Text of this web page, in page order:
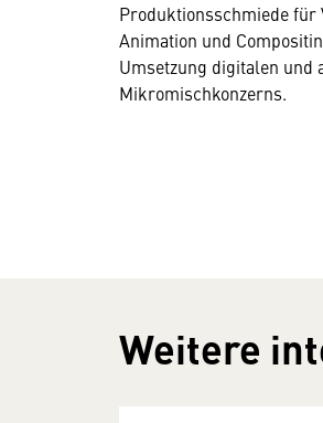
Produktionsschmiede für
Animation und
Umsetzung digitalen und
Mikromischkonzerns.
Weitere